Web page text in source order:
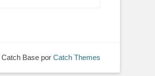
Catch Base por Catch Themes